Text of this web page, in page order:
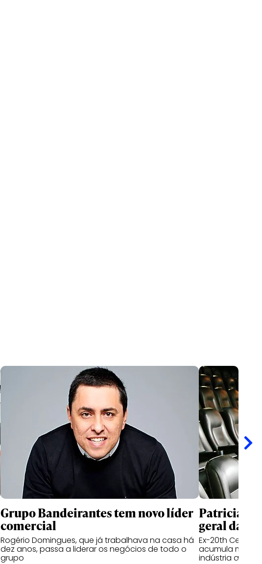
Grupo Bandeirantes tem novo líder
comercial
Rogério Domingues, que já trabalhava na casa há
dez anos, passa a liderar os negócios de todo o
grupo
Patricia
geral da
Ex-20th Century
acumula mais
indústria